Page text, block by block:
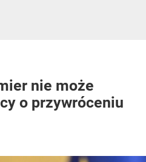
nie może
o przywróceniu